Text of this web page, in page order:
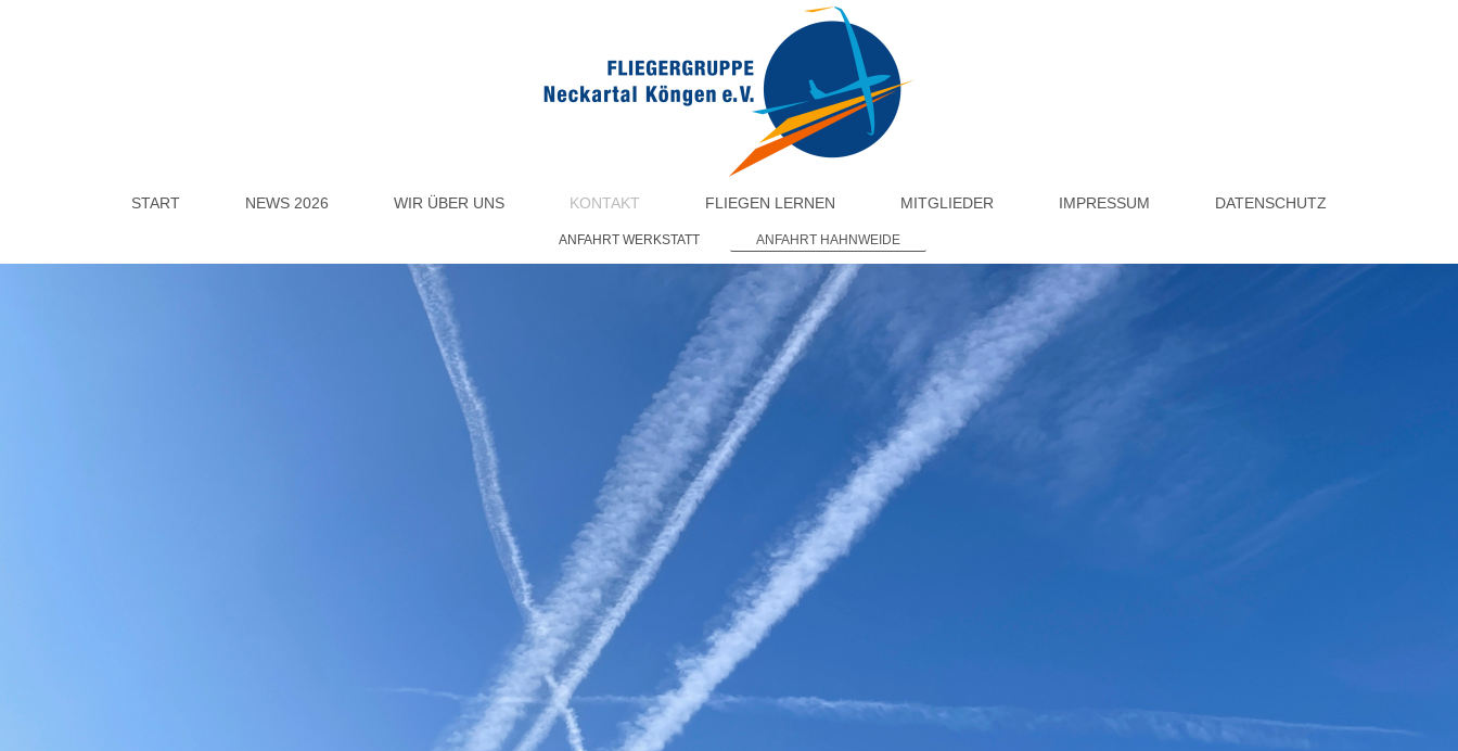
START NEWS 2026 WIR ÜBER UNS KONTAKT FLIEGEN LERNEN MITGLIEDER IMPRESSUM DATENSCHUTZ
ANFAHRT WERKSTATT ANFAHRT HAHNWEIDE